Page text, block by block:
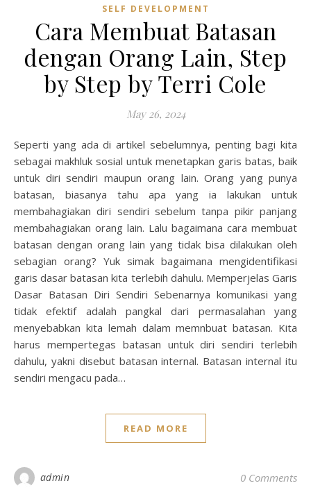
SELF DEVELOPMENT
Cara Membuat Batasan
dengan Orang Lain, Step
by Step by Terri Cole
May 26, 2024
Seperti yang ada di artikel sebelumnya, penting bagi kita
sebagai makhluk sosial untuk menetapkan garis batas, baik
untuk diri sendiri maupun orang lain. Orang yang punya
batasan, biasanya tahu apa yang ia lakukan untuk
membahagiakan diri sendiri sebelum tanpa pikir panjang
membahagiakan orang lain. Lalu bagaimana cara membuat
batasan dengan orang lain yang tidak bisa dilakukan oleh
sebagian orang? Yuk simak bagaimana mengidentifikasi
garis dasar batasan kita terlebih dahulu. Memperjelas Garis
Dasar Batasan Diri Sendiri Sebenarnya komunikasi yang
tidak efektif adalah pangkal dari permasalahan yang
menyebabkan kita lemah dalam memnbuat batasan. Kita
harus mempertegas batasan untuk diri sendiri terlebih
dahulu, yakni disebut batasan internal. Batasan internal itu
sendiri mengacu pada…
READ MORE
admin 0 Comments